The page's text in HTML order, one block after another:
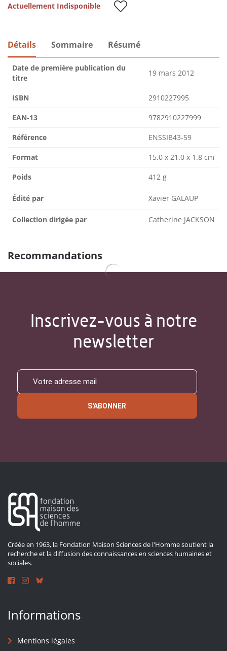
Actuellement Indisponible
Détails Sommaire Résumé
Date de première publication du
titre
19 mars 2012
ISBN 2910227995
EAN-13 9782910227999
Référence ENSSIB43-59
Format 15.0 x 21.0 x 1.8 cm
Poids 412 g
Édité par Xavier GALAUP
Collection dirigée par Catherine JACKSON
Recommandations
Inscrivez-vous à notre
newsletter
S'ABONNER
Créée en 1963, la Fondation Maison Sciences de l'Homme soutient la
recherche et la diffusion des connaissances en sciences humaines et
sociales.
Informations
Mentions légales